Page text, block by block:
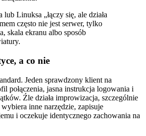
lub Linuksa „łączy się, ale działa
często nie jest serwer, tylko
skala ekranu albo sposób
a co nie
Jeden sprawdzony klient na
połączenia, jasna instrukcja logowania i
Źle działa improwizacja, szczególnie
inne narzędzie, zapisuje
i oczekuje identycznego zachowania na